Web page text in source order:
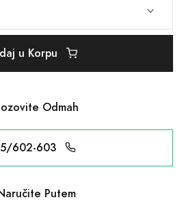
u Korpu
Odmah
602-603
Putem